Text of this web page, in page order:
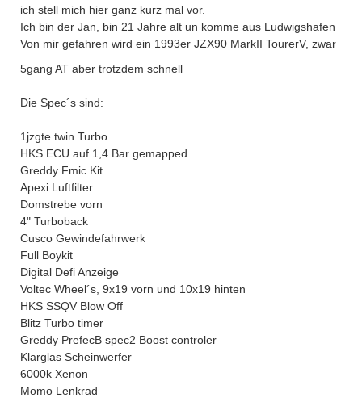
ich stell mich hier ganz kurz mal vor.
Ich bin der Jan, bin 21 Jahre alt un komme aus Ludwigshafen
Von mir gefahren wird ein 1993er JZX90 MarkII TourerV, zwar
5gang AT aber trotzdem schnell
Die Spec´s sind:
1jzgte twin Turbo
HKS ECU auf 1,4 Bar gemapped
Greddy Fmic Kit
Apexi Luftfilter
Domstrebe vorn
4" Turboback
Cusco Gewindefahrwerk
Full Boykit
Digital Defi Anzeige
Voltec Wheel´s, 9x19 vorn und 10x19 hinten
HKS SSQV Blow Off
Blitz Turbo timer
Greddy PrefecB spec2 Boost controler
Klarglas Scheinwerfer
6000k Xenon
Momo Lenkrad